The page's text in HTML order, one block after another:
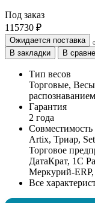
Под заказ
115730 ₽
Ожидается поставка
В закладки
В
Тип весов
Торговые,
распознаванием
Гарантия
2 года
Artix, Триар,
Торговое
ДатаКрат, 1C
Меркурий-
Все